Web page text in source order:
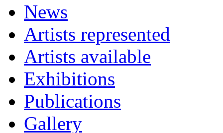
News
Artists represented
Artists available
Exhibitions
Publications
Gallery